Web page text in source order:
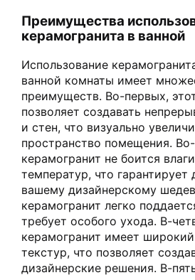
Преимущества
керамогранита в ванной
Использование
ванной комнаты имеет
преимуществ. Во-первых,
позволяет создавать
и стен, что визуально
пространство помещения.
керамогранит не боится
температур, что гарантирует
вашему дизайнерскому
керамогранит легко
требует особого ухода. В-
керамогранит имеет
текстур, что позволяет
дизайнерские решения. В-